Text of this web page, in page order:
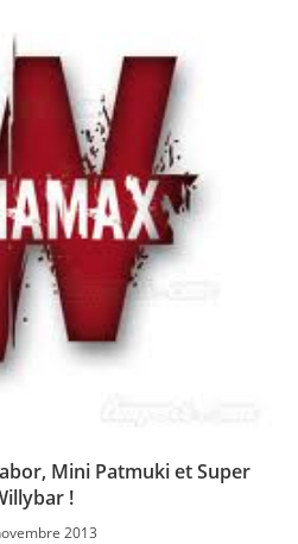
Mini Patmuki et Super
!
2013